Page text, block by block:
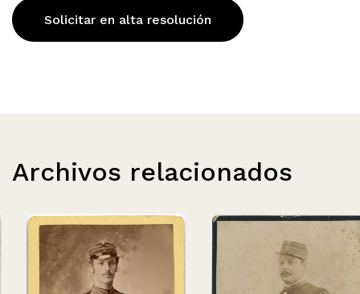
Solicitar en alta resolución
Archivos relacionados